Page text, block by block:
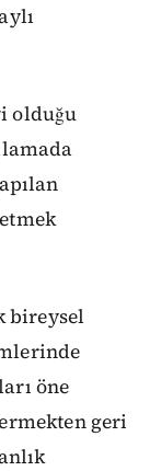
olduğu
bireysel
öne
geri